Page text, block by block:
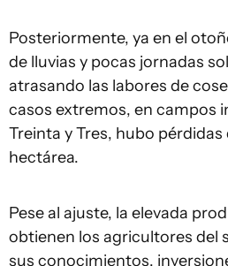
Posteriormente, ya en el
de lluvias y pocas jornadas
atrasando las labores de
casos extremos, en campos
Treinta y Tres, hubo
hectárea.
Pese al ajuste, la elevada
obtienen los agricultores del
sus conocimientos,